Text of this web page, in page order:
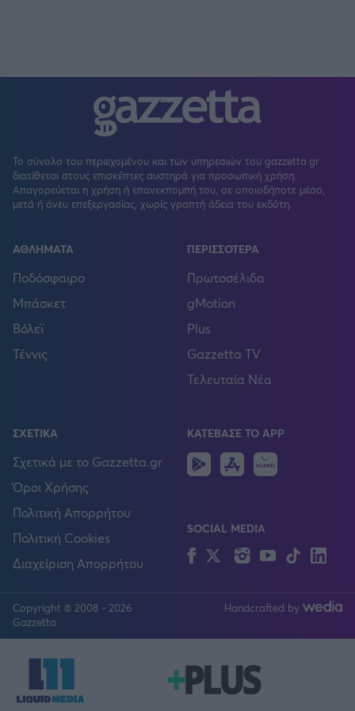
Το σύνολο του περιεχομένου και των υπηρεσιών του gazzetta.gr
διατίθεται στους επισκέπτες αυστηρά για προσωπική χρήση.
Απαγορεύεται η χρήση ή επανεκπομπή του, σε οποιοδήποτε μέσο,
μετά ή άνευ επεξεργασίας, χωρίς γραπτή άδεια του εκδότη.
ΑΘΛΗΜΑΤΑ
Ποδόσφαιρο
Μπάσκετ
Βόλεϊ
Τέννις
ΠΕΡΙΣΣΟΤΕΡΑ
Πρωτοσέλιδα
gMotion
Plus
Gazzetta TV
Τελευταία Νέα
ΣΧΕΤΙΚΑ
Σχετικά με το Gazzetta.gr
Όροι Χρήσης
Πολιτική Απορρήτου
Πολιτική Cookies
Διαχείριση Απορρήτου
ΚΑΤΕΒΑΣΕ ΤΟ APP
Android
IOS
SOCIAL MEDIA
FacebookTwitterInstagram
YouTubeTikTok
Copyright © 2008 - 2026
Gazzetta
Handcrafted by